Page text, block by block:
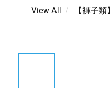
View All 【褲子類】